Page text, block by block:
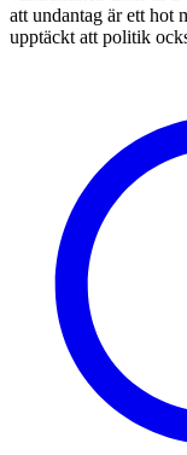
att undantag är ett hot
upptäckt att politik